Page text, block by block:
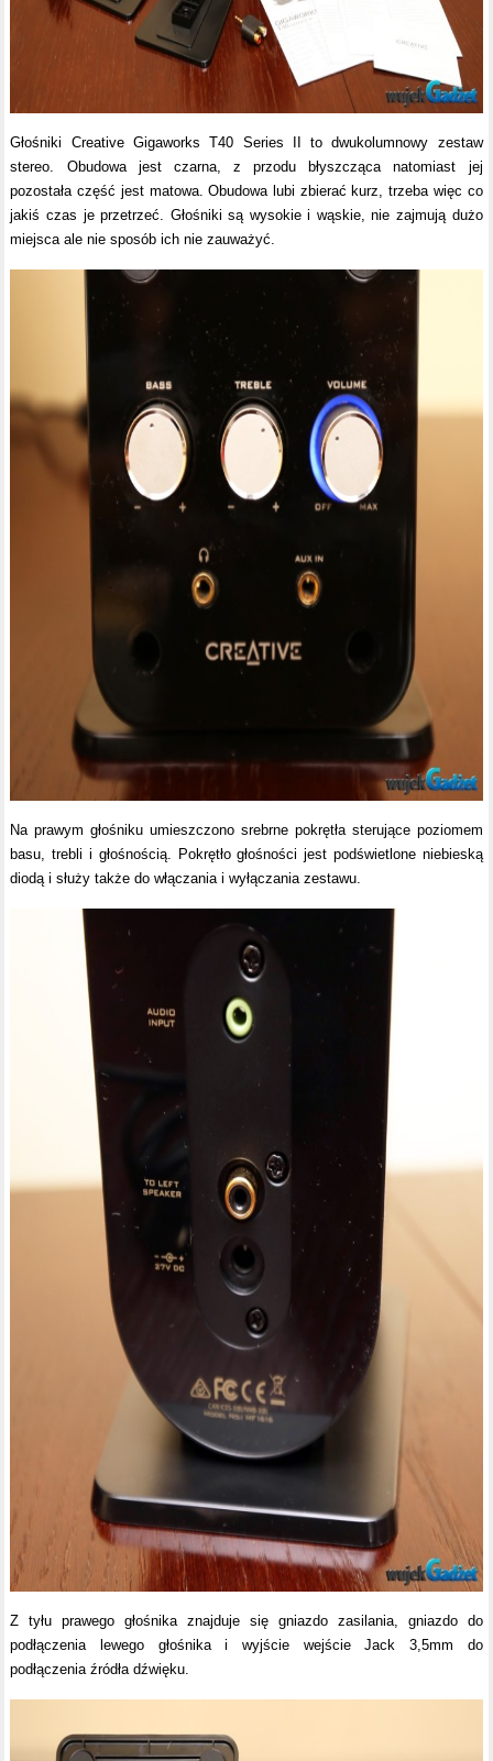
Głośniki Creative Gigaworks T40 Series II to dwukolumnowy zestaw
stereo. Obudowa jest czarna, z przodu błyszcząca natomiast jej
pozostała część jest matowa. Obudowa lubi zbierać kurz, trzeba więc co
jakiś czas je przetrzeć. Głośniki są wysokie i wąskie, nie zajmują dużo
miejsca ale nie sposób ich nie zauważyć.
Na prawym głośniku umieszczono srebrne pokrętła sterujące poziomem
basu, trebli i głośnością. Pokrętło głośności jest podświetlone niebieską
diodą i służy także do włączania i wyłączania zestawu.
Z tyłu prawego głośnika znajduje się gniazdo zasilania, gniazdo do
podłączenia lewego głośnika i wyjście wejście Jack 3,5mm do
podłączenia źródła dźwięku.